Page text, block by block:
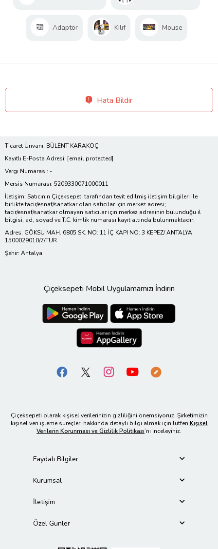
Adaptör Kılıf Mouse
Hata Bildir
Ticaret Ünvanı: BÜLENT KARAKOÇ
Kayıtlı E-Posta Adresi: [email protected]
Vergi Numarası: -
Mersis Numarası: 5209330071000011
İletişim: Satıcının Çiçeksepeti tarafından teyit edilmiş iletişim bilgileri ile
birlikte tacir/esnaf/sanatkar olan satıcılar için merkez adresi;
tacir/esnaf/sanatkar olmayan satıcılar için merkez adresinin bulunduğu il
bilgisi, ad, soyad ve T.C. kimlik numarası kayıt altında bulunmaktadır.
Adres: GÖKSU MAH. 6805 SK. NO: 11 İÇ KAPI NO: 3 KEPEZ/ ANTALYA
1500029010/7/TUR
Şehir: Antalya
Çiçeksepeti Mobil Uygulamamızı İndirin
Çiçeksepeti olarak kişisel verilerinizin gizliliğini önemsiyoruz. Şirketimizin
kişisel veri işleme süreçleri hakkında detaylı bilgi almak için lütfen Kişisel
Verilerin Korunması ve Gizlilik Politikası’nı inceleyiniz.
Faydalı Bilgiler
Kurumsal
İletişim
Özel Günler